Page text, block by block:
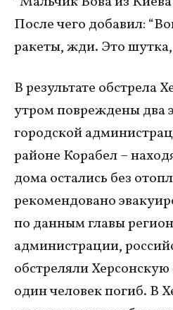
После чего добавил:
ракеты, жди. Это шутка,
В результате обстрела
утром повреждены два
городской
районе Корабел –
дома остались без
рекомендовано
по данным главы
администрации,
обстреляли Херсонскую
один человек погиб. В